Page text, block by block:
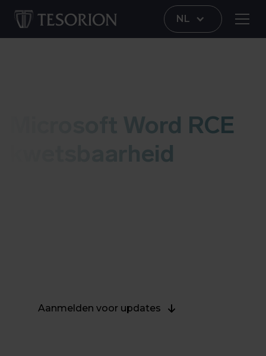
NL
Microsoft Word RCE
kwetsbaarheid
Aanmelden voor updates